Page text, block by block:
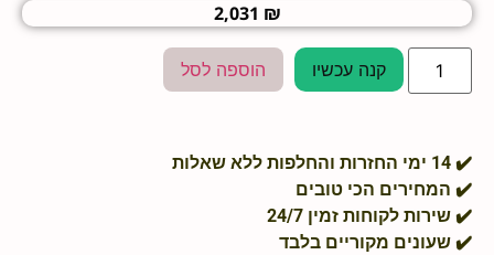
2,031
קנה עכשיו הוספה לסל
הכי טובים
לקוחות זמין 24/7
מקוריים בלבד